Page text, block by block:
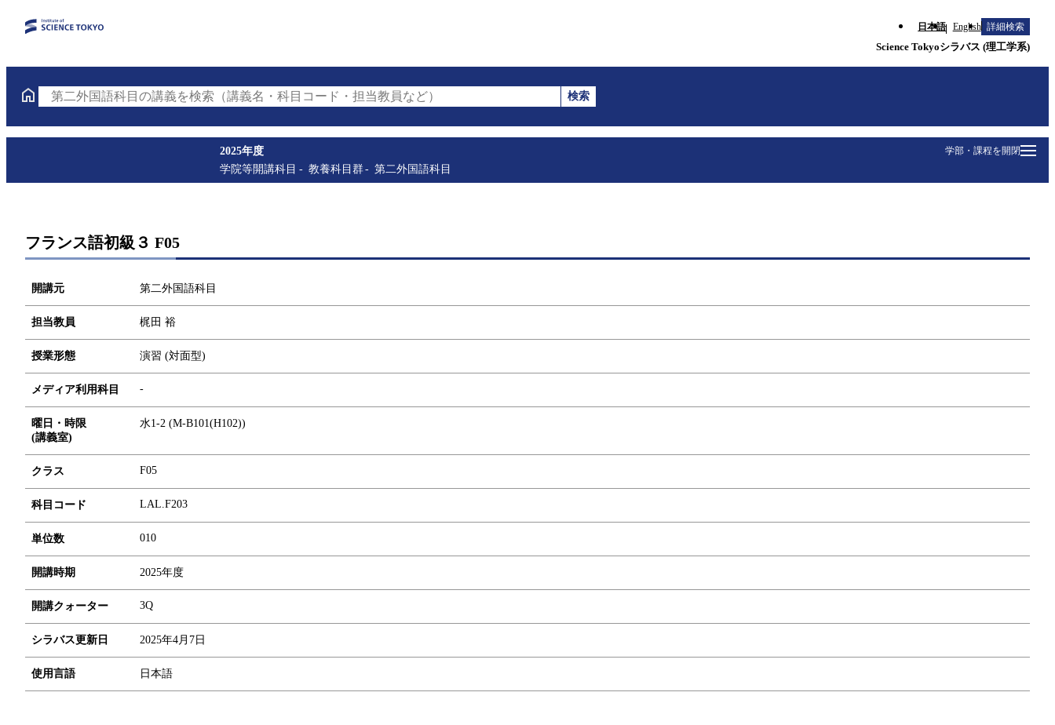
日本語 English 詳細検索
Science Tokyoシラバス (理工学系)
第二外国語科目の講義を検索（講義名・科目コード・担当教員など）
検索
学部・課程を開閉
2025年度
学院等開講科目
教養科目群 第二外国語科目
フランス語初級３ F05
開講元 第二外国語科目
担当教員 梶田 裕
授業形態 演習 (対面型)
メディア利用科目 -
曜日・時限
(講義室)
水1-2 (M-B101(H102))
クラス F05
科目コード LAL.F203
単位数 010
開講時期 2025年度
開講クォーター 3Q
シラバス更新日 2025年4月7日
使用言語 日本語